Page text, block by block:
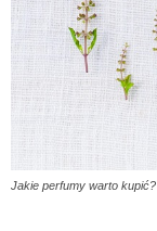
Jakie perfumy warto kupić?